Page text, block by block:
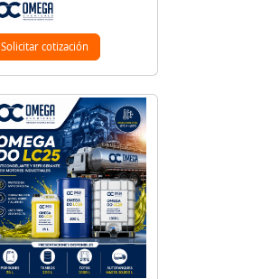
Solicitar cotización